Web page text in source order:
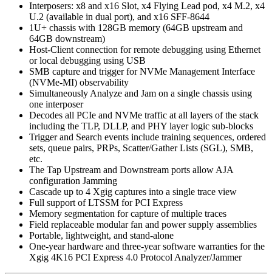
Interposers: x8 and x16 Slot, x4 Flying Lead pod, x4 M.2, x4
U.2 (available in dual port), and x16 SFF-8644
1U+ chassis with 128GB memory (64GB upstream and
64GB downstream)
Host-Client connection for remote debugging using Ethernet
or local debugging using USB
SMB capture and trigger for NVMe Management Interface
(NVMe-MI) observability
Simultaneously Analyze and Jam on a single chassis using
one interposer
Decodes all PCIe and NVMe traffic at all layers of the stack
including the TLP, DLLP, and PHY layer logic sub-blocks
Trigger and Search events include training sequences, ordered
sets, queue pairs, PRPs, Scatter/Gather Lists (SGL), SMB,
etc.
The Tap Upstream and Downstream ports allow AJA
configuration Jamming
Cascade up to 4 Xgig captures into a single trace view
Full support of LTSSM for PCI Express
Memory segmentation for capture of multiple traces
Field replaceable modular fan and power supply assemblies
Portable, lightweight, and stand-alone
One-year hardware and three-year software warranties for the
Xgig 4K16 PCI Express 4.0 Protocol Analyzer/Jammer